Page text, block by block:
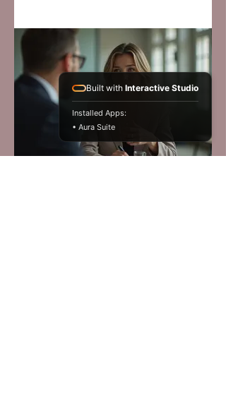
Built with Interactive Studio
Installed Apps:
• Aura Suite